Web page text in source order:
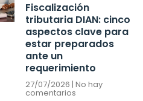
Fiscalización
tributaria DIAN: cinco
aspectos clave para
estar preparados
ante un
requerimiento
27/07/2026 No hay
comentarios